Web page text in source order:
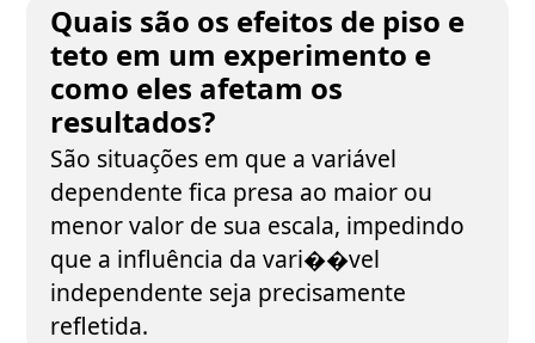
Quais são os efeitos de piso e
teto em um experimento e
como eles afetam os
resultados?
São situações em que a variável
dependente fica presa ao maior ou
menor valor de sua escala, impedindo
que a influência da vari��vel
independente seja precisamente
refletida.